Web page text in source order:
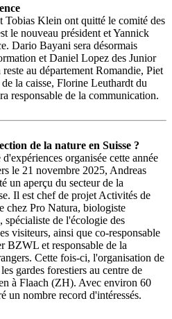
Klein ont quitté le comité des
le nouveau président et Yannick
Dario Bayani sera désormais
et Daniel Lopez des Junior
au département Romandie, Piet
la caisse, Florine Leuthardt du
responsable de la communication.
de la nature en Suisse ?
organisée cette année
le 21 novembre 2025, Andreas
un aperçu du secteur de la
Il est chef de projet Activités de
chez Pro Natura, biologiste
spécialiste de l'écologie des
visiteurs, ainsi que co-responsable
BZWL et responsable de la
Cette fois-ci, l'organisation de
gardes forestiers au centre de
à Flaach (ZH). Avec environ 60
un nombre record d'intéressés.